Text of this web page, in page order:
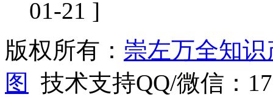
01-21 ]
版权所有： 崇左万全知
图
技术支持QQ/微信：